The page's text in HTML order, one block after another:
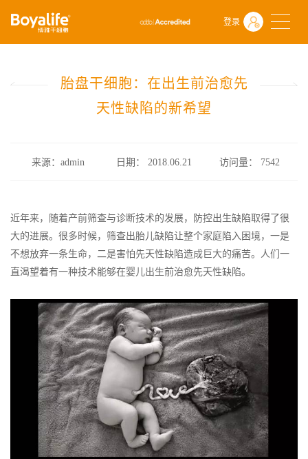
登录
首页 什么是干细胞
前沿动态
胎盘干细胞：在出生前治愈先天性缺陷的新希望
胎盘干细胞：在出生前治愈先
天性缺陷的新希望
来源：admin 日期： 2018.06.21 访问量： 7542
近年来，随着产前筛查与诊断技术的发展，防控出生缺陷取得了很
大的进展。很多时候，筛查出胎儿缺陷让整个家庭陷入困境，一是
不想放弃一条生命，二是害怕先天性缺陷造成巨大的痛苦。人们一
直渴望着有一种技术能够在婴儿出生前治愈先天性缺陷。